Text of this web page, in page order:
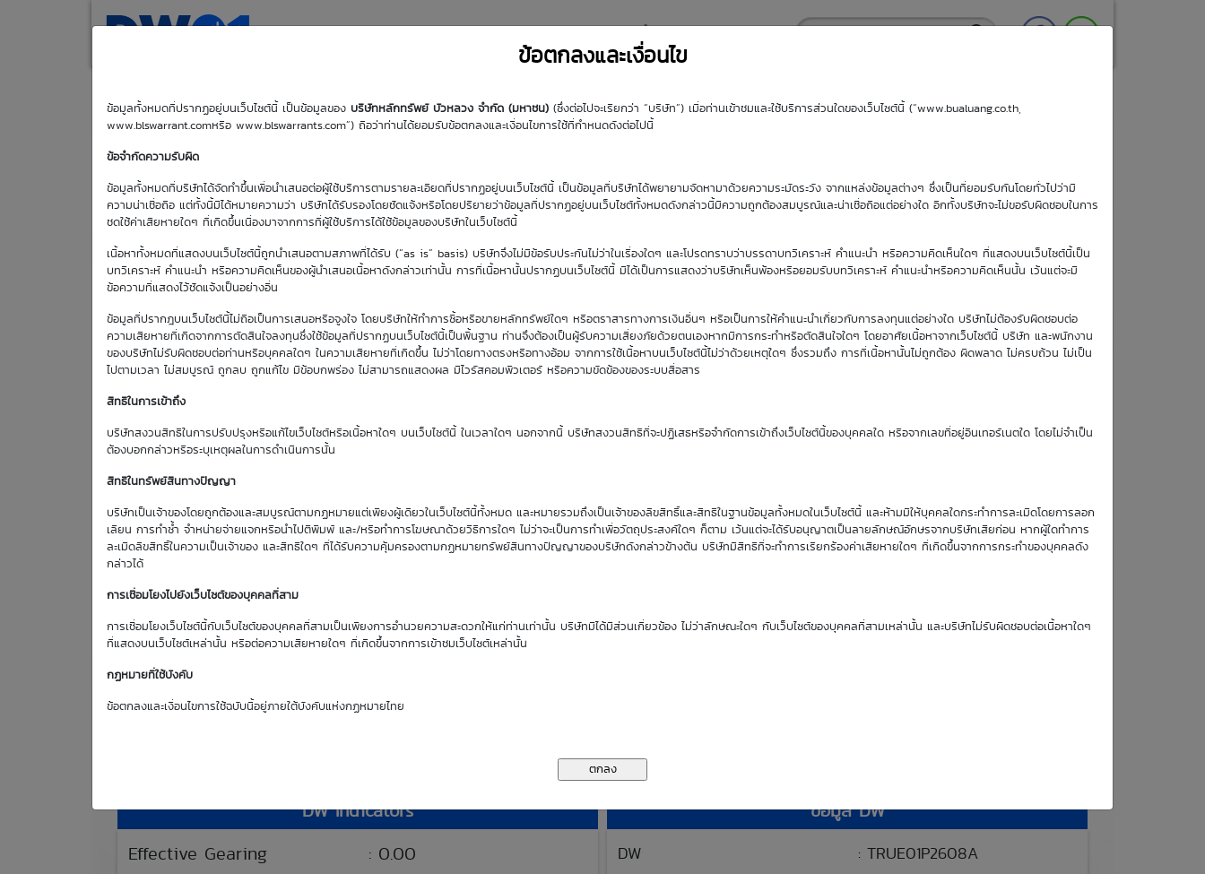
ข้อตกลงและเงื่อนไข
ข้อมูลทั้งหมดที่ปรากฏอยู่บนเว็บไซต์นี้ เป็นข้อมูลของ บริษัทหลักทรัพย์ บัวหลวง จำกัด (มหาชน) (ซึ่งต่อไปจะเรียกว่า “บริษัท”) เมื่อท่านเข้าชมและใช้บริการส่วนใดของเว็บไซต์นี้ (“www.bualuang.co.th,
www.blswarrant.comหรือ www.blswarrants.com”) ถือว่าท่านได้ยอมรับข้อตกลงและเงื่อนไขการใช้ที่กำหนดดังต่อไปนี้
ข้อจำกัดความรับผิด
ข้อมูลทั้งหมดที่บริษัทได้จัดทำขึ้นเพื่อนำเสนอต่อผู้ใช้บริการตามรายละเอียดที่ปรากฏอยู่บนเว็บไซต์นี้ เป็นข้อมูลที่บริษัทได้พยายามจัดหามาด้วยความระมัดระวัง จากแหล่งข้อมูลต่างๆ ซึ่งเป็นที่ยอมรับกันโดยทั่วไปว่ามี
ความน่าเชื่อถือ แต่ทั้งนี้มิได้หมายความว่า บริษัทได้รับรองโดยชัดแจ้งหรือโดยปริยายว่าข้อมูลที่ปรากฏอยู่บนเว็บไซต์ทั้งหมดดังกล่าวนี้มีความถูกต้องสมบูรณ์และน่าเชื่อถือแต่อย่างใด อีกทั้งบริษัทจะไม่ขอรับผิดชอบในการ
ชดใช้ค่าเสียหายใดๆ ที่เกิดขึ้นเนื่องมาจากการที่ผู้ใช้บริการได้ใช้ข้อมูลของบริษัทในเว็บไซต์นี้
เนื้อหาทั้งหมดที่แสดงบนเว็บไซต์นี้ถูกนำเสนอตามสภาพที่ได้รับ (“as is” basis) บริษัทจึงไม่มีข้อรับประกันไม่ว่าในเรื่องใดๆ และโปรดทราบว่าบรรดาบทวิเคราะห์ คำแนะนำ หรือความคิดเห็นใดๆ ที่แสดงบนเว็บไซต์นี้เป็น
บทวิเคราะห์ คำแนะนำ หรือความคิดเห็นของผู้นำเสนอเนื้อหาดังกล่าวเท่านั้น การที่เนื้อหานั้นปรากฏบนเว็บไซต์นี้ มิได้เป็นการแสดงว่าบริษัทเห็นพ้องหรือยอมรับบทวิเคราะห์ คำแนะนำหรือความคิดเห็นนั้น เว้นแต่จะมี
ข้อความที่แสดงไว้ชัดแจ้งเป็นอย่างอื่น
ข้อมูลที่ปรากฎบนเว็บไซต์นี้ไม่ถือเป็นการเสนอหรือจูงใจ โดยบริษัทให้ทำการซื้อหรือขายหลักทรัพย์ใดๆ หรือตราสารทางการเงินอื่นๆ หรือเป็นการให้คำแนะนำเกี่ยวกับการลงทุนแต่อย่างใด บริษัทไม่ต้องรับผิดชอบต่อ
ความเสียหายที่เกิดจากการตัดสินใจลงทุนซึ่งใช้ข้อมูลที่ปรากฏบนเว็บไซต์นี้เป็นพื้นฐาน ท่านจึงต้องเป็นผู้รับความเสี่ยงภัยด้วยตนเองหากมีการกระทำหรือตัดสินใจใดๆ โดยอาศัยเนื้อหาจากเว็บไซต์นี้ บริษัท และพนักงาน
ของบริษัทไม่รับผิดชอบต่อท่านหรือบุคคลใดๆ ในความเสียหายที่เกิดขึ้น ไม่ว่าโดยทางตรงหรือทางอ้อม จากการใช้เนื้อหาบนเว็บไซต์นี้ไม่ว่าด้วยเหตุใดๆ ซึ่งรวมถึง การที่เนื้อหานั้นไม่ถูกต้อง ผิดพลาด ไม่ครบถ้วน ไม่เป็น
ไปตามเวลา ไม่สมบูรณ์ ถูกลบ ถูกแก้ไข มีข้อบกพร่อง ไม่สามารถแสดงผล มีไวรัสคอมพิวเตอร์ หรือความขัดข้องของระบบสื่อสาร
สิทธิในการเข้าถึง
บริษัทสงวนสิทธิในการปรับปรุงหรือแก้ไขเว็บไซต์หรือเนื้อหาใดๆ บนเว็บไซต์นี้ ในเวลาใดๆ นอกจากนี้ บริษัทสงวนสิทธิที่จะปฏิเสธหรือจำกัดการเข้าถึงเว็บไซต์นี้ของบุคคลใด หรือจากเลขที่อยู่อินเทอร์เนตใด โดยไม่จำเป็น
ต้องบอกกล่าวหรือระบุเหตุผลในการดำเนินการนั้น
สิทธิในทรัพย์สินทางปัญญา
บริษัทเป็นเจ้าของโดยถูกต้องและสมบูรณ์ตามกฏหมายแต่เพียงผู้เดียวในเว็บไซต์นี้ทั้งหมด และหมายรวมถึงเป็นเจ้าของลิขสิทธิ์และสิทธิในฐานข้อมูลทั้งหมดในเว็บไซต์นี้ และห้ามมิให้บุคคลใดกระทำการละเมิดโดยการลอก
เลียน การทำซ้ำ จำหน่ายจ่ายแจกหรือนำไปตีพิมพ์ และ/หรือทำการโฆษณาด้วยวิธีการใดๆ ไม่ว่าจะเป็นการทำเพื่อวัตถุประสงค์ใดๆ ก็ตาม เว้นแต่จะได้รับอนุญาตเป็นลายลักษณ์อักษรจากบริษัทเสียก่อน หากผู้ใดทำการ
ละเมิดลิขสิทธิ์ในความเป็นเจ้าของ และสิทธิใดๆ ที่ได้รับความคุ้มครองตามกฏหมายทรัพย์สินทางปัญญาของบริษัทดังกล่าวข้างต้น บริษัทมีสิทธิที่จะทำการเรียกร้องค่าเสียหายใดๆ ที่เกิดขึ้นจากการกระทำของบุคคลดัง
กล่าวได้
การเชื่อมโยงไปยังเว็บไซต์ของบุคคลที่สาม
การเชื่อมโยงเว็บไซต์นี้กับเว็บไซต์ของบุคคลที่สามเป็นเพียงการอำนวยความสะดวกให้แก่ท่านเท่านั้น บริษัทมิได้มีส่วนเกี่ยวข้อง ไม่ว่าลักษณะใดๆ กับเว็บไซต์ของบุคคลที่สามเหล่านั้น และบริษัทไม่รับผิดชอบต่อเนื้อหาใดๆ
ที่แสดงบนเว็บไซต์เหล่านั้น หรือต่อความเสียหายใดๆ ที่เกิดขึ้นจากการเข้าชมเว็บไซต์เหล่านั้น
กฏหมายที่ใช้บังคับ
ข้อตกลงและเงื่อนไขการใช้ฉบับนี้อยู่ภายใต้บังคับแห่งกฏหมายไทย
Home(current)
Search My DW Highlight DW มุมความรู้ DW Search
TRUE01P2608A
แรก
27 ก.พ. 2569
วันซื้อขายปัจจุบัน
8 ส.ค. 2569
สุดท้าย
7 ส.ค. 2569
0.00 0.00 %
ตารางเสนอซื้อคืนเบื้องต้นของ DW01*
ราคาเสนอซื้อคืนเบื้องต้นของ TRUE01P2608A
โปรดพิจารณา Disclaimer ด้านล่าง
DW Indicators
Effective Gearing
: 0.00
ข้อมูล DW
DW : TRUE01P2608A